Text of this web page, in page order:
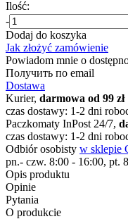
Ilość:
-
Dodaj do koszyka
Jak złożyć zamówienie
Powiadom mnie o
Получить по email
Dostawa
Kurier, darmowa od 99 zł
czas dostawy: 1-2 dni
Paczkomaty InPost 24/7,
czas dostawy: 1-2 dni
Odbiór osobisty w sklepie
pn.- czw. 8:00 - 16:00, pt.
Opis produktu
Opinie
Pytania
O produkcie